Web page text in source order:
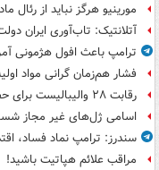
مورینیو هرگز نباید از رئال
آتلانتیک: تاب‌آوری ایران
ترامپ باعث افول هژمونی
فشار هم‌زمان گرانی مواد
رقابت ۲۸ والیبالیست برای حضور در فهرست نهایی تیم ملی
اسامی ژل‌های غیر مجاز
سندرز: ترامپ نماد فساد،
مراقب علائم هپاتیت باشید!